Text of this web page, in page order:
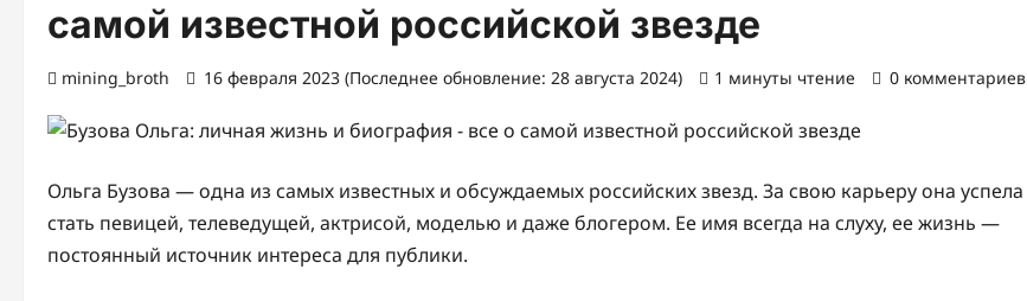
самой известной российской звезде
mining_broth 16 февраля 2023 (Последнее обновление: 28 августа 2024) 1 минуты чтение 0 комментариев
Ольга Бузова — одна из самых известных и обсуждаемых российских звезд. За свою карьеру она успела
стать певицей, телеведущей, актрисой, моделью и даже блогером. Ее имя всегда на слуху, ее жизнь —
постоянный источник интереса для публики.